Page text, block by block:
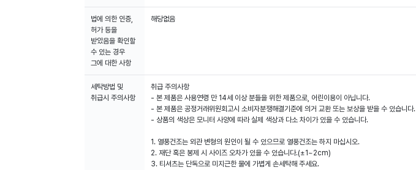
법에 의한 인증,
허가 등을
받았음을 확인할
수 있는 경우
그에 대한 사항
해당없음
세탁방법 및
취급시 주의사항
취급 주의사항
- 본 제품은 사용연령 만 14세 이상 분들을 위한 제품으로, 어린이용이 아닙니다.
- 본 제품은 공정거래위원회고시 소비자분쟁해결기준에 의거 교환 또는 보상을 받을 수 있습니다.
- 상품의 색상은 모니터 사양에 따라 실제 색상과 다소 차이가 있을 수 있습니다.
1. 열풍건조는 외관 변형의 원인이 될 수 있으므로 열풍건조는 하지 마십시오.
2. 재단 혹은 봉제 시 사이즈 오차가 있을 수 있습니다.(±1~2cm)
3. 티셔츠는 단독으로 미지근한 물에 가볍게 손세탁해 주세요.